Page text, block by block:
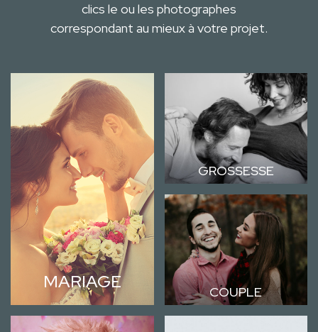
clics le ou les photographes
correspondant au mieux à votre projet.
MARIAGE
GROSSESSE
COUPLE